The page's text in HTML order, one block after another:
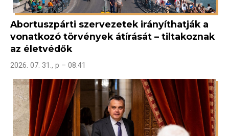
Abortuszpárti szervezetek irányíthatják a
vonatkozó törvények átírását – tiltakoznak
az életvédők
2026. 07. 31., p – 08:41